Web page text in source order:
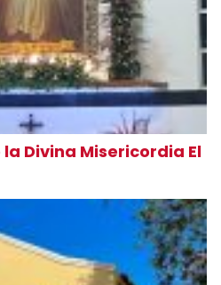
Divina Misericordia El